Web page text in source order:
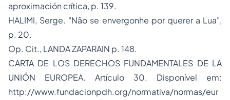
aproximación crítica, p. 139.
HALIMI, Serge. "Não se envergonhe por querer a Lua",
p. 20.
Op. Cit., LANDA ZAPARAIN p. 148.
CARTA DE LOS DERECHOS FUNDAMENTALES DE LA
UNIÓN EUROPEA. Artículo 30. Disponível em:
http://www.fundacionpdh.org/normativa/normas/eur